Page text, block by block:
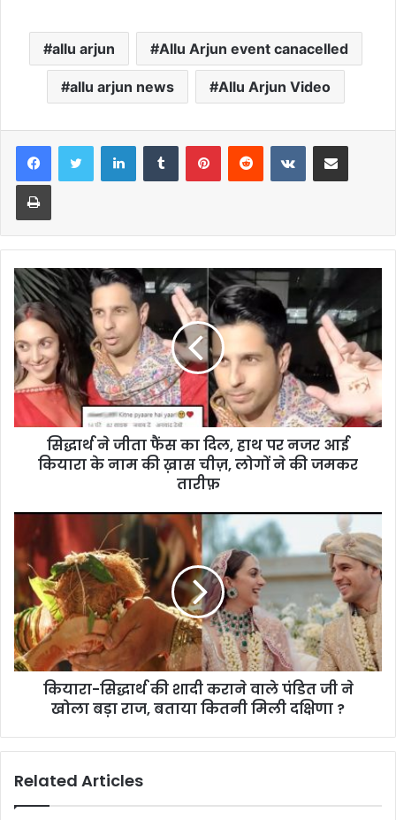
allu arjun Allu Arjun event canacelled
allu arjun news Allu Arjun Video
LinkedInTumblr PinterestReddit VKontakteShare via Email
Print
सिद्धार्थ ने जीता फैंस का दिल, हाथ पर नजर आई
कियारा के नाम की ख़ास चीज़, लोगों ने की जमकर
तारीफ़
कियारा-सिद्धार्थ की शादी कराने वाले पंडित जी ने
खोला बड़ा राज, बताया कितनी मिली दक्षिणा ?
Related Articles